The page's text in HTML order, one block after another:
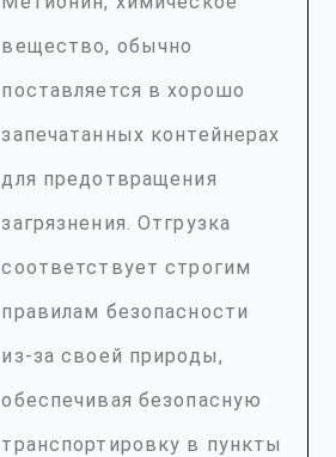
вещество, обычно
поставляется в хорошо
запечатанных контейнерах
для предотвращения
загрязнения. Отгрузка
соответствует строгим
правилам безопасности
из-за своей природы,
обеспечивая безопасную
транспортировку в пункты